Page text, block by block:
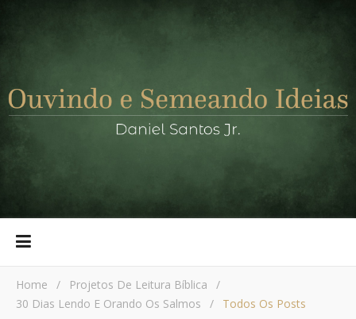
Home / Projetos De Leitura Bíblica
/
30 Dias Lendo E Orando Os Salmos
/ Todos Os Posts